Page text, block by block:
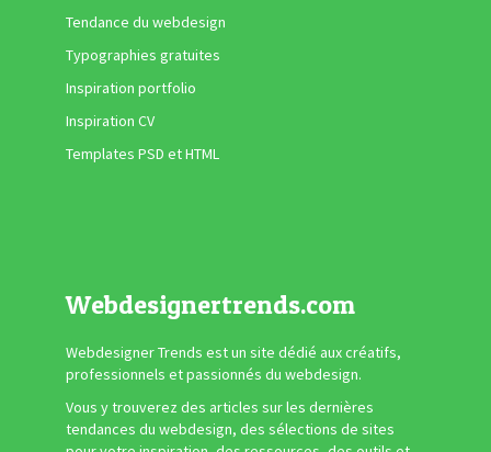
Tendance du webdesign
Typographies gratuites
Inspiration portfolio
Inspiration CV
Templates PSD et HTML
Webdesignertrends.com
Webdesigner Trends est un site dédié aux créatifs,
professionnels et passionnés du webdesign.
Vous y trouverez des articles sur les dernières
tendances du webdesign, des sélections de sites